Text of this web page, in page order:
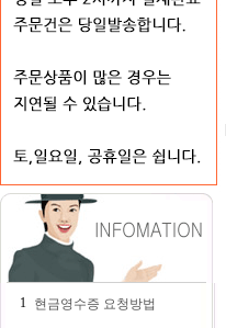
1 현금영수증 요청방법